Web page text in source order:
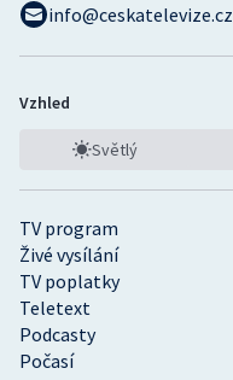
TV program
Živé vysílání
TV poplatky
Teletext
Podcasty
Počasí
info@ceskatelevize.cz
Vzhled
Světlý